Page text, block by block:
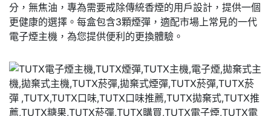
分，無焦油，專為需要戒除傳統香煙的用戶設計，提供一個
更健康的選擇。每盒包含3顆煙彈，適配市場上常見的一代
電子煙主機，為您提供便利的更換體驗。